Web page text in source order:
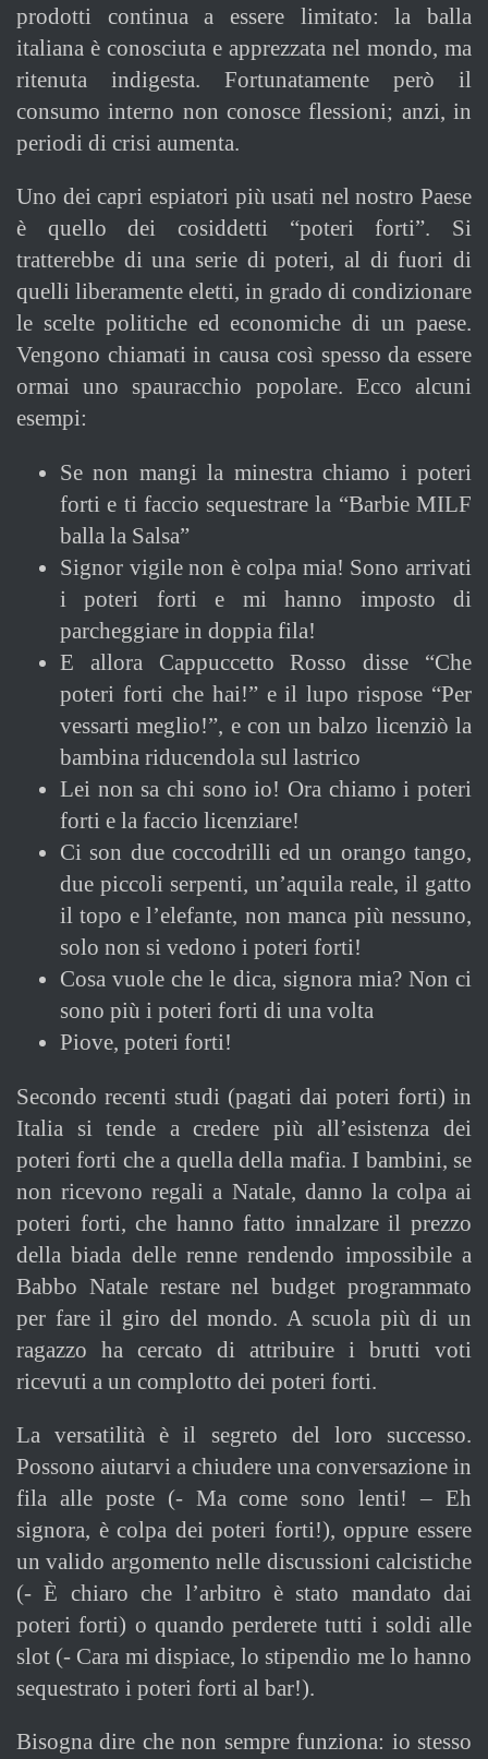
prodotti continua a essere limitato: la balla
italiana è conosciuta e apprezzata nel mondo, ma
ritenuta indigesta. Fortunatamente però il
consumo interno non conosce flessioni; anzi, in
periodi di crisi aumenta.
Uno dei capri espiatori più usati nel nostro Paese
è quello dei cosiddetti “poteri forti”. Si
tratterebbe di una serie di poteri, al di fuori di
quelli liberamente eletti, in grado di condizionare
le scelte politiche ed economiche di un paese.
Vengono chiamati in causa così spesso da essere
ormai uno spauracchio popolare. Ecco alcuni
esempi:
Se non mangi la minestra chiamo i poteri
forti e ti faccio sequestrare la “Barbie MILF
balla la Salsa”
Signor vigile non è colpa mia! Sono arrivati
i poteri forti e mi hanno imposto di
parcheggiare in doppia fila!
E allora Cappuccetto Rosso disse “Che
poteri forti che hai!” e il lupo rispose “Per
vessarti meglio!”, e con un balzo licenziò la
bambina riducendola sul lastrico
Lei non sa chi sono io! Ora chiamo i poteri
forti e la faccio licenziare!
Ci son due coccodrilli ed un orango tango,
due piccoli serpenti, un’aquila reale, il gatto
il topo e l’elefante, non manca più nessuno,
solo non si vedono i poteri forti!
Cosa vuole che le dica, signora mia? Non ci
sono più i poteri forti di una volta
Piove, poteri forti!
Secondo recenti studi (pagati dai poteri forti) in
Italia si tende a credere più all’esistenza dei
poteri forti che a quella della mafia. I bambini, se
non ricevono regali a Natale, danno la colpa ai
poteri forti, che hanno fatto innalzare il prezzo
della biada delle renne rendendo impossibile a
Babbo Natale restare nel budget programmato
per fare il giro del mondo. A scuola più di un
ragazzo ha cercato di attribuire i brutti voti
ricevuti a un complotto dei poteri forti.
La versatilità è il segreto del loro successo.
Possono aiutarvi a chiudere una conversazione in
fila alle poste (- Ma come sono lenti! – Eh
signora, è colpa dei poteri forti!), oppure essere
un valido argomento nelle discussioni calcistiche
(- È chiaro che l’arbitro è stato mandato dai
poteri forti) o quando perderete tutti i soldi alle
slot (- Cara mi dispiace, lo stipendio me lo hanno
sequestrato i poteri forti al bar!).
Bisogna dire che non sempre funziona: io stesso